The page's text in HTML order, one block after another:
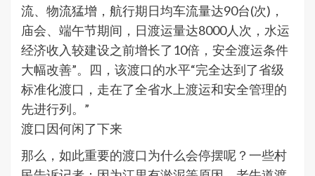
流、物流猛增，航行期日均车流量达90台(次)，
庙会、端午节期间，日渡运量达8000人次，水运
经济收入较建设之前增长了10倍，安全渡运条件
大幅改善”。四，该渡口的水平“完全达到了省级
标准化渡口，走在了全省水上渡运和安全管理的
先进行列。”
渡口因何闲了下来
那么，如此重要的渡口为什么会停摆呢？一些村